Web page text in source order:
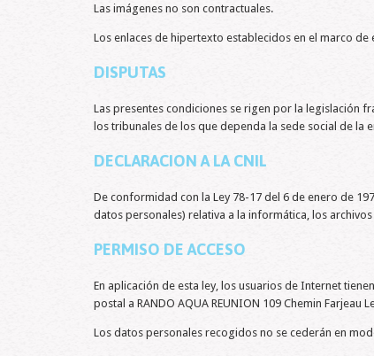
Las imágenes no son contractuales.
Los enlaces de hipertexto establecidos en el marco
DISPUTAS
Las presentes condiciones se rigen por la legislación
los tribunales de los que dependa la sede social de la
DECLARACION A LA CNIL
De conformidad con la Ley 78-17 del 6 de enero de
datos personales) relativa a la informática, los
PERMISO DE ACCESO
En aplicación de esta ley, los usuarios de Internet
postal a RANDO AQUA REUNION 109 Chemin
Los datos personales recogidos no se cederán en